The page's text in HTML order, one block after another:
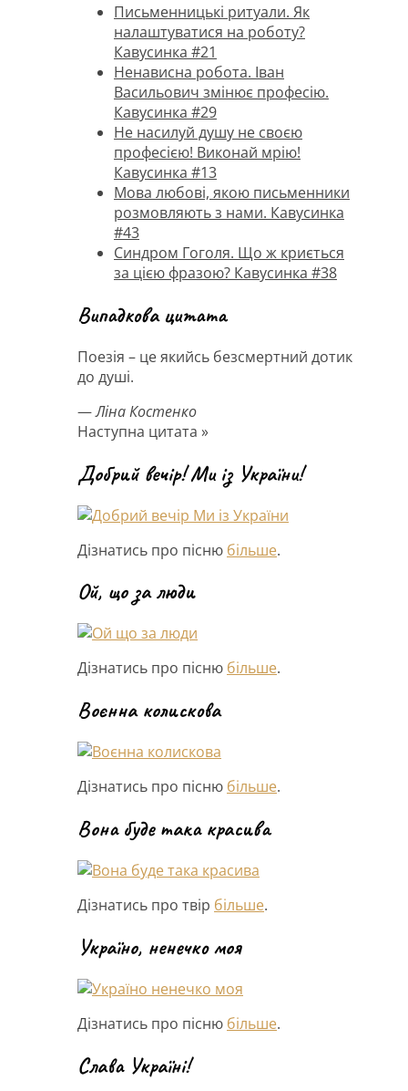
Письменницькі ритуали. Як
налаштуватися на роботу?
Кавусинка #21
Ненависна робота. Іван
Васильович змінює професію.
Кавусинка #29
Не насилуй душу не своєю
професією! Виконай мрію!
Кавусинка #13
Мова любові, якою письменники
розмовляють з нами. Кавусинка
#43
Синдром Гоголя. Що ж криється
за цією фразою? Кавусинка #38
Випадкова цитата
Поезія – це якийсь безсмертний дотик
до душі.
—Ліна Костенко
Наступна цитата »
Добрий вечір! Ми із України!
Дізнатись про пісню більше.
Ой, що за люди
Дізнатись про пісню більше.
Воєнна колискова
Дізнатись про пісню більше.
Вона буде така красива
Дізнатись про твір більше.
Україно, ненечко моя
Дізнатись про пісню більше.
Слава Україні!